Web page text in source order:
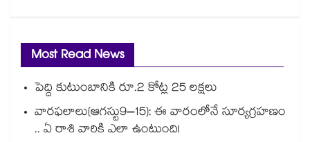
Most Read News
పెద్ది కుటుంబానికి రూ.2 కోట్ల 25 లక్షలు
వారఫలాలు(ఆగస్టు9–15): ఈ వారంలోనే సూర్యగ్రహణం
.. ఏ రాశి వారికి ఎలా ఉంటుంది!